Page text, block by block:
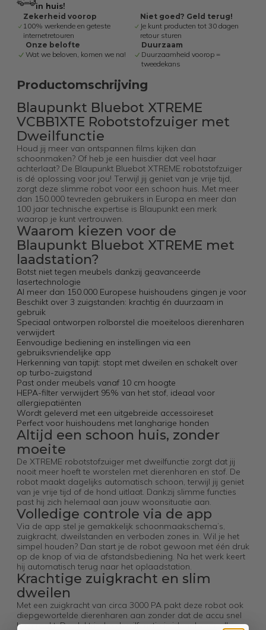
in huis!
Zekerheid voorop
100% werkende en geteste
internetretouren
Niet goed? Geld terug!
Je kunt producten tot 30 dagen
retour sturen
Onze belofte
Wat we beloven, komen we na!
Duurzaam
Duurzaamheid voorop =
tweedekans
Productomschrijving
Blaupunkt Bluebot XTREME
VCBB1XTE Robotstofzuiger met
Dweilfunctie
Houd jij meer van ontspannen films kijken dan
schoonmaken? Of heb je een huisdier dat veel haar
achterlaat? De Blaupunkt Bluebot XTREME robotstofzuiger
is dé oplossing voor jou! Terwijl jij geniet van je vrije tijd,
zorgt deze slimme robot voor een schoon huis. Met meer
dan 150.000 tevreden gebruikers in Europa en meer dan
100 jaar technische expertise is Blaupunkt een merk
waarop je kunt vertrouwen.
Waarom kiezen voor de
Blaupunkt Bluebot XTREME met
laadstation?
Botst niet tegen meubels dankzij geavanceerde
lasertechnologie
Al meer dan 150.000 Europese huishoudens gingen je voor
Beschikt over 3 zuigstanden: krachtig én duurzaam in
gebruik
Speciaal ontworpen rolborstel die moeiteloos dierenharen
verwijdert
Eenvoudige bediening en instellingen via een
gebruiksvriendelijke app
Herkenning van tapijt: stopt met dweilen en schakelt over
op turbo-zuigstand
Past onder meubels vanaf 10 cm hoogte
HEPA-filter verwijdert 95% van het stof, ideaal voor
allergiepatiënten
Wordt geleverd met een uitgebreide accessoireset
Perfect voor huishoudens met langharige honden
Altijd een schoon huis, zonder
moeite
De XTREME robotstofzuiger met dweilfunctie zorgt dat jij
nooit meer hoeft te worstelen met dierenharen en stof. De
robot maakt dagelijks automatisch schoon, terwijl jij geniet
van je vrije tijd of de hond uitlaat. Dankzij slimme functies
past hij zich helemaal aan jouw woonsituatie aan.
Volledige controle via de app
Via de app stel je gemakkelijk schoonmaakschema’s,
zuigkracht, dweilstanden en verboden zones in. Wil je het
simpel houden? Dan start je de robot gewoon met één druk
op de knop of via de afstandsbediening. Na het werk keert
hij automatisch terug naar het oplaadstation.
Krachtige zuigkracht en slim
dweilen
Met een zuigkracht van circa 3000 PA pakt deze robot ook
diepgewortelde dierenharen aan zonder dat de accu snel
leeg raakt. De elektrische dweilfunctie is ideaal voor alle